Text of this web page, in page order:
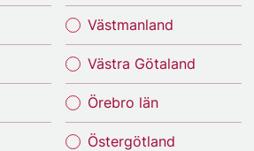
Västmanland
Västra Götaland
Örebro län
Östergötland